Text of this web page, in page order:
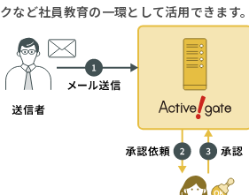
クなど社員教育の一環として活用できます。